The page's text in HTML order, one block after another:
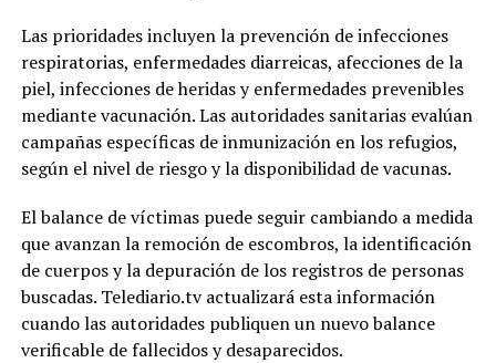
Las prioridades incluyen la prevención de infecciones
respiratorias, enfermedades diarreicas, afecciones de la
piel, infecciones de heridas y enfermedades prevenibles
mediante vacunación. Las autoridades sanitarias evalúan
campañas específicas de inmunización en los refugios,
según el nivel de riesgo y la disponibilidad de vacunas.
El balance de víctimas puede seguir cambiando a medida
que avanzan la remoción de escombros, la identificación
de cuerpos y la depuración de los registros de personas
buscadas. Telediario.tv actualizará esta información
cuando las autoridades publiquen un nuevo balance
verificable de fallecidos y desaparecidos.